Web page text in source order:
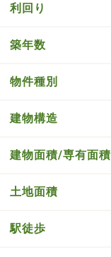
利回り
築年数
物件種別
建物構造
建物面積/専有面積
土地面積
駅徒歩